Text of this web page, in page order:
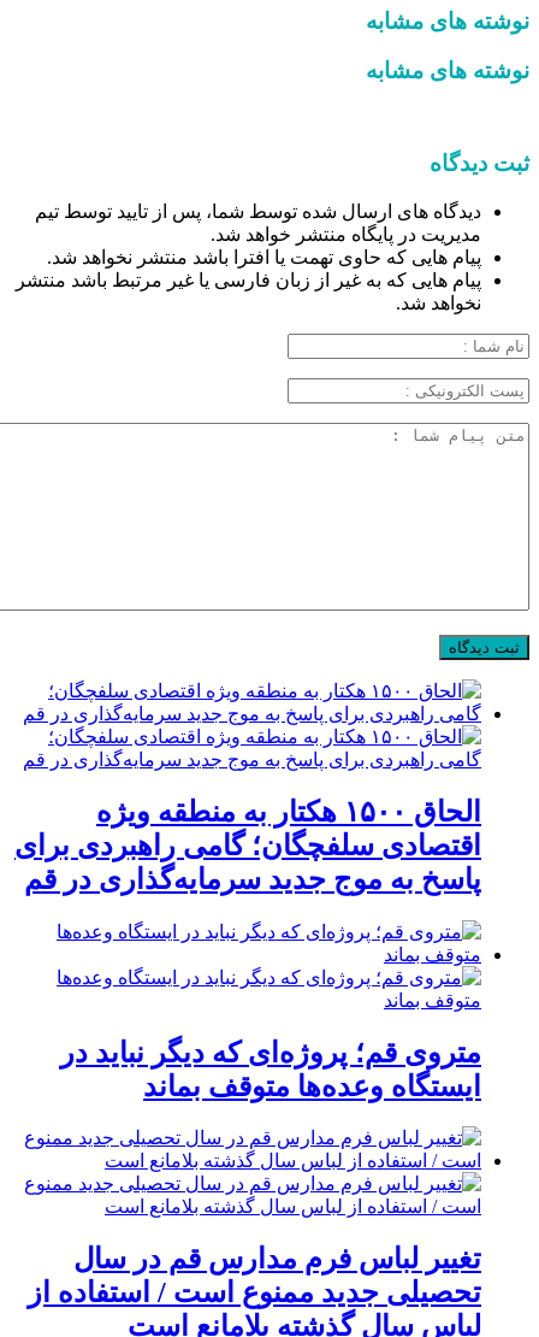
نوشته های مشابه
نوشته های مشابه
ثبت دیدگاه
دیدگاه های ارسال شده توسط شما، پس از تایید توسط تیم
مدیریت در پایگاه منتشر خواهد شد.
پیام هایی که حاوی تهمت یا افترا باشد منتشر نخواهد شد.
پیام هایی که به غیر از زبان فارسی یا غیر مرتبط باشد منتشر
نخواهد شد.
الحاق ۱۵۰۰ هکتار به منطقه ویژه
اقتصادی سلفچگان؛ گامی راهبردی برای
پاسخ به موج جدید سرمایه‌گذاری در قم
متروی قم؛ پروژه‌ای که دیگر نباید در
ایستگاه وعده‌ها متوقف بماند
تغییر لباس فرم مدارس قم در سال
تحصیلی جدید ممنوع است / استفاده از
لباس سال گذشته بلامانع است